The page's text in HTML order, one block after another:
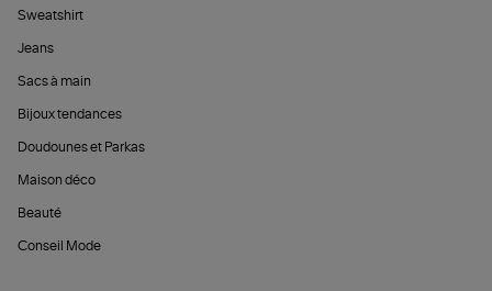
Sweatshirt
Jeans
Sacs à main
Bijoux tendances
Doudounes et Parkas
Maison déco
Beauté
Conseil Mode